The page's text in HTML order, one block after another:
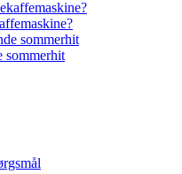
sommerhit